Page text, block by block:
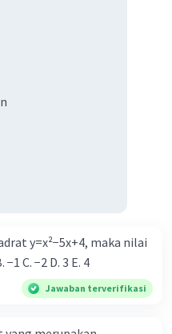
y=x²−5x+4, maka nilai
C. −2 D. 3 E. 4
Jawaban terverifikasi